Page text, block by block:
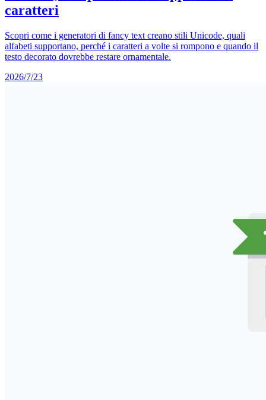
caratteri
Scopri come i generatori di fancy text creano stili Unicode, quali
alfabeti supportano, perché i caratteri a volte si rompono e quando il
testo decorato dovrebbe restare ornamentale.
2026/7/23